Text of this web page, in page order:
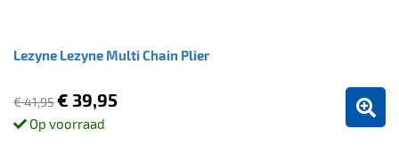
Lezyne Lezyne Multi Chain Plier
€ 41,95€ 39,95
Op voorraad